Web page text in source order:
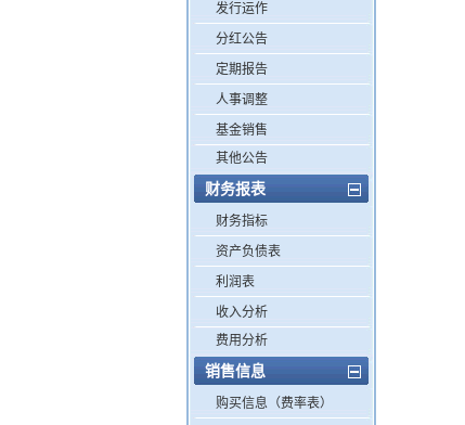
发行运作
分红公告
定期报告
人事调整
基金销售
其他公告
财务报表
财务指标
资产负债表
利润表
收入分析
费用分析
销售信息
购买信息（费率表）